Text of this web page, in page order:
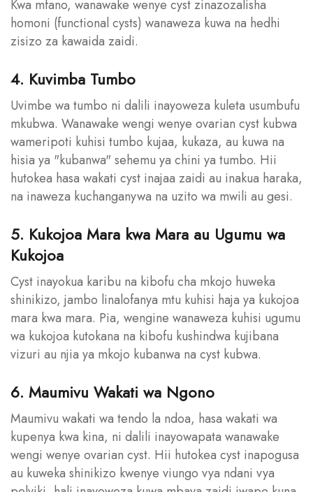
Kwa mfano, wanawake wenye cyst zinazozalisha
homoni (functional cysts) wanaweza kuwa na hedhi
zisizo za kawaida zaidi.
4. Kuvimba Tumbo
Uvimbe wa tumbo ni dalili inayoweza kuleta usumbufu
mkubwa. Wanawake wengi wenye ovarian cyst kubwa
wameripoti kuhisi tumbo kujaa, kukaza, au kuwa na
hisia ya "kubanwa" sehemu ya chini ya tumbo. Hii
hutokea hasa wakati cyst inajaa zaidi au inakua haraka,
na inaweza kuchanganywa na uzito wa mwili au gesi.
5. Kukojoa Mara kwa Mara au Ugumu wa
Kukojoa
Cyst inayokua karibu na kibofu cha mkojo huweka
shinikizo, jambo linalofanya mtu kuhisi haja ya kukojoa
mara kwa mara. Pia, wengine wanaweza kuhisi ugumu
wa kukojoa kutokana na kibofu kushindwa kujibana
vizuri au njia ya mkojo kubanwa na cyst kubwa.
6. Maumivu Wakati wa Ngono
Maumivu wakati wa tendo la ndoa, hasa wakati wa
kupenya kwa kina, ni dalili inayowapata wanawake
wengi wenye ovarian cyst. Hii hutokea cyst inapogusa
au kuweka shinikizo kwenye viungo vya ndani vya